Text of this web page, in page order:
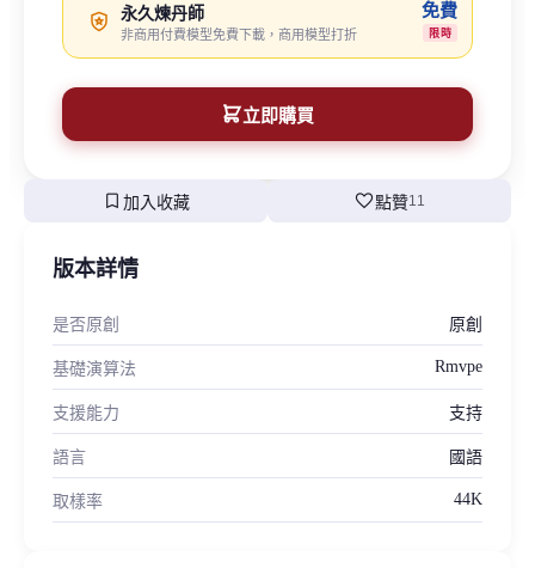
永久煉丹師
非商用付費模型免費下載，商用模型打折
免費
限時
立即購買
bookmark 加入收藏 favorite點贊11
版本詳情
是否原創 原創
基礎演算法 Rmvpe
支援能力 支持
語言 國語
取樣率 44K